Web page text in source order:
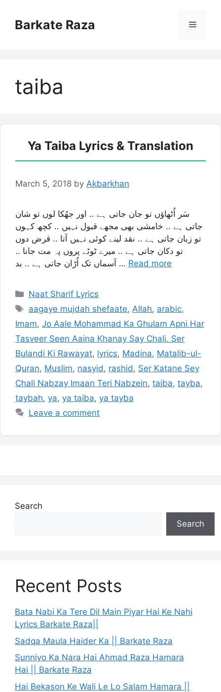
contentBarkate Raza Menu
taiba
Ya Taiba Lyrics & Translation
March 5, 2018 by Akbarkhan
سَر اُٹھاؤں تو جان جاتی ہے .. اور جھُکا لوں تو شان
جاتی ہے .. خامشی بھی مجھے قبول نہیں .. کچھ کہوں
تو زبان جاتی ہے .. نقد لینے کوئی نہیں آتا .. قرض دوں
تو دکان جاتی ہے .. میرے ٹوٹے پروں پہ مت جانا ..
آسماں تک اُڑان جاتی ہے .. بد … Read more
Categories
Naat Sharif Lyrics
Tags
aagaye mujdah shefaate,Allah, arabic,
Imam, Jo Aale Mohammad Ka Ghulam Apni Har
Tasveer Seen Aaina Khanay Say Chali. Ser
Bulandi Ki Rawayat, lyrics, Madina, Matalib-ul-
Quran, Muslim, nasyid, rashid, Ser Katane Sey
Chali Nabzay Imaan Teri Nabzein, taiba, tayba,
taybah, ya, ya taiba, ya tayba
Leave a comment
Search
Search
Recent Posts
Bata Nabi Ka Tere Dil Main Piyar Hai Ke Nahi
Lyrics Barkate Raza||
Sadqa Maula Haider Ka || Barkate Raza
Sunniyo Ka Nara Hai Ahmad Raza Hamara
Hai || Barkate Raza
Hai Bekason Ke Wali Le Lo Salam Hamara ||